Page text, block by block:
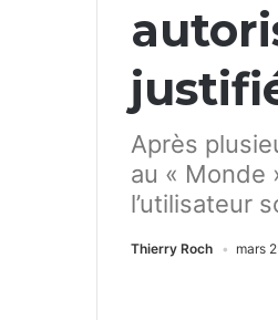
Après
au « Monde
l’utilisateur
Thierry Roch mars